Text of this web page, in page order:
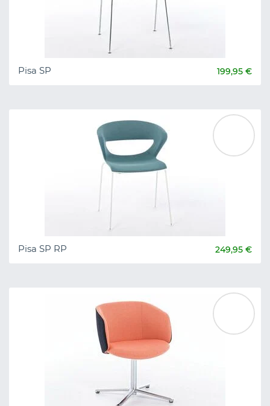
Pisa SP 199,95 €
Pisa SP RP 249,95 €